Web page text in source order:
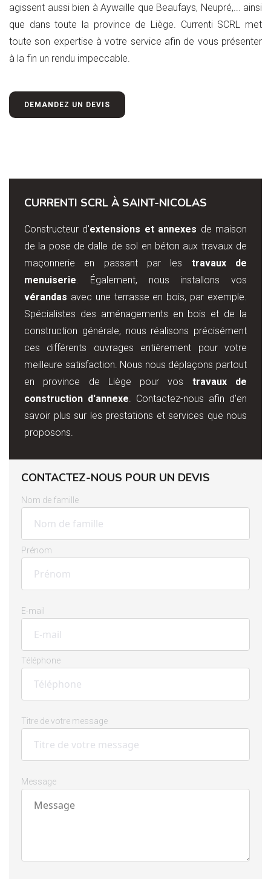
agissent aussi bien à Aywaille que Beaufays, Neupré,... ainsi
que dans toute la province de Liège. Currenti SCRL met
toute son expertise à votre service afin de vous présenter
à la fin un rendu impeccable.
DEMANDEZ UN DEVIS
CURRENTI SCRL À SAINT-NICOLAS
Constructeur d'extensions et annexes de maison
de la pose de dalle de sol en béton aux travaux de
maçonnerie en passant par les travaux de
menuiserie. Également, nous installons vos
vérandas avec une terrasse en bois, par exemple.
Spécialistes des aménagements en bois et de la
construction générale, nous réalisons précisément
ces différents ouvrages entièrement pour votre
meilleure satisfaction. Nous nous déplaçons partout
en province de Liège pour vos travaux de
construction d'annexe. Contactez-nous afin d'en
savoir plus sur les prestations et services que nous
proposons.
CONTACTEZ-NOUS POUR UN DEVIS
Nom de famille
Prénom
E-mail
Téléphone
Titre de votre message
Message